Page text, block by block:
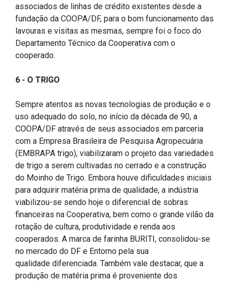
associados de linhas de crédito existentes desde a
fundação da COOPA/DF, para o bom funcionamento das
lavouras e visitas as mesmas, sempre foi o foco do
Departamento Técnico da Cooperativa com o
cooperado.
6 - O TRIGO
Sempre atentos as novas tecnologias de produção e o
uso adequado do solo, no início da década de 90, a
COOPA/DF através de seus associados em parceria
com a Empresa Brasileira de Pesquisa Agropecuária
(EMBRAPA trigo), viabilizaram o projeto das variedades
de trigo a serem cultivadas no cerrado e a construção
do Moinho de Trigo. Embora houve dificuldades iniciais
para adquirir matéria prima de qualidade, a indústria
viabilizou-se sendo hoje o diferencial de sobras
financeiras na Cooperativa, bem como o grande vilão da
rotação de cultura, produtividade e renda aos
cooperados. A marca de farinha BURITI, consolidou-se
no mercado do DF e Entorno pela sua
qualidade diferenciada. Também vale destacar, que a
produção de matéria prima é proveniente dos